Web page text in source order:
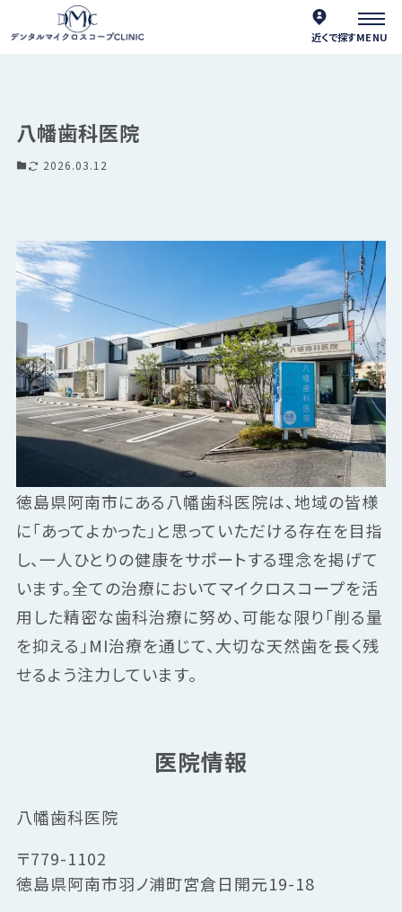
近くで探す
八幡歯科医院
2026.03.12
徳島県阿南市にある八幡歯科医院は、地域の皆様
に「あってよかった」と思っていただける存在を目指
し、一人ひとりの健康をサポートする理念を掲げて
います。全ての治療においてマイクロスコープを活
用した精密な歯科治療に努め、可能な限り「削る量
を抑える」MI治療を通じて、大切な天然歯を長く残
せるよう注力しています。
医院情報
八幡歯科医院
〒779-1102
徳島県阿南市羽ノ浦町宮倉日開元19-18